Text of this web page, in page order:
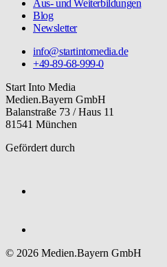
Aus- und Weiterbildungen
Blog
Newsletter
info@startintomedia.de
+49-89-68-999-0
Start Into Media
Medien.Bayern GmbH
Balanstraße 73 / Haus 11
81541 München
Gefördert durch
© 2026 Medien.Bayern GmbH